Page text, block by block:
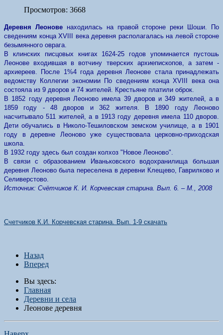
Просмотров: 3668
Деревня Леоновенаходилась на правой стороне реки Шоши. По
сведениям конца XVIII века деревня располагалась на левой стороне
безымянного оврага.
В клинских писцовых книгах 1624-25 годов упоминается пустошь
Леонове входившая в вотчину тверских архиепископов, а затем -
архиереев. После 1%4 года деревня Леонове стала принадлежать
ведомству Коллегии экономии По сведениям конца XVIII века она
состояла из 9 дворов и 74 жителей. Крестьяне платили оброк.
В 1852 году деревня Леоново имела 39 дворов и 349 жителей, а в
1859 году - 48 дворов и 362 жителя. В 1890 году Леоново
насчитывало 511 жителей, а в 1913 году деревня имела 110 дворов.
Дети обучались вНиколо-Тешиловском земском училище, а в 1901
году в деревне Леоново уже существовала церковно-приходская
школа.
В 1932 году здесь был создан колхоз "Новое Леоново".
В связи с образованием Иваньковского водохранилища большая
деревня Леоново была переселена в деревни Клещево, Гаврилково и
Селиверстово.
Источник: Счётчиков К. И. Корчевская старина. Вып. 6. – М., 2008
Счетчиков К.И. Корчевская старина. Вып. 1-9 скачать
Назад
Вперед
Вы здесь:
Главная
Деревни и села
Леонове деревня